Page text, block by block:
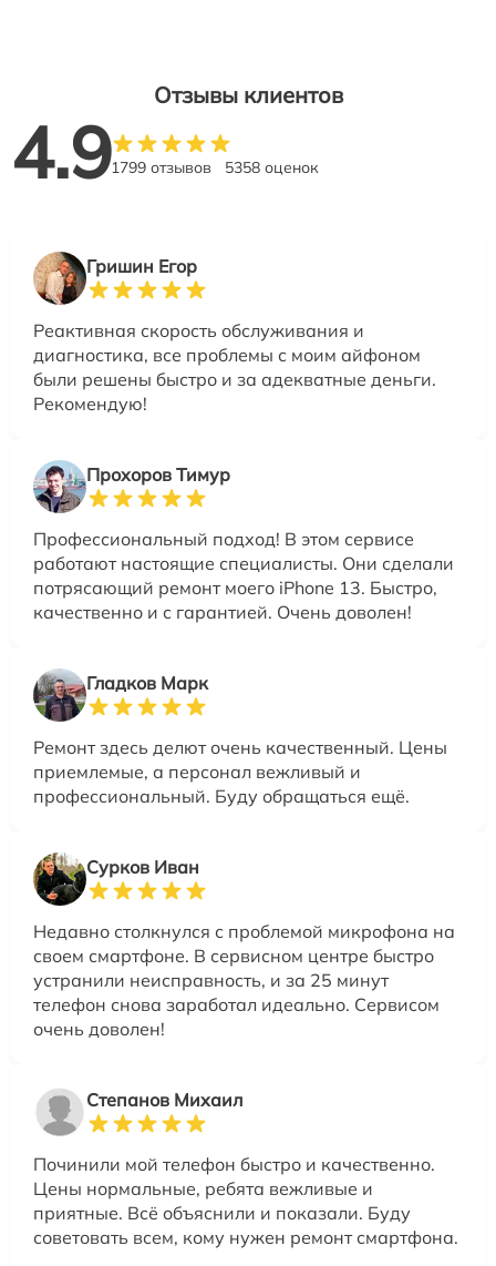
Отзывы клиентов
4.91799 отзывов 5358 оценок
Гришин Егор
Реактивная скорость обслуживания и
диагностика, все проблемы с моим айфоном
были решены быстро и за адекватные деньги.
Рекомендую!
Прохоров Тимур
Профессиональный подход! В этом сервисе
работают настоящие специалисты. Они сделали
потрясающий ремонт моего iPhone 13. Быстро,
качественно и с гарантией. Очень доволен!
Гладков Марк
Ремонт здесь делют очень качественный. Цены
приемлемые, а персонал вежливый и
профессиональный. Буду обращаться ещё.
Сурков Иван
Недавно столкнулся с проблемой микрофона на
своем смартфоне. В сервисном центре быстро
устранили неисправность, и за 25 минут
телефон снова заработал идеально. Сервисом
очень доволен!
Степанов Михаил
Починили мой телефон быстро и качественно.
Цены нормальные, ребята вежливые и
приятные. Всё объяснили и показали. Буду
советовать всем, кому нужен ремонт смартфона.